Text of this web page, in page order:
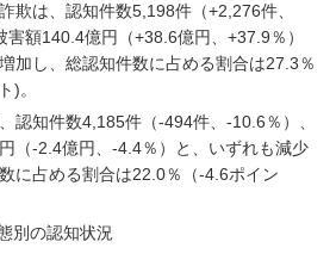
欺は、認知件数5,198件（+2,276件、
害額140.4億円（+38.6億円、+37.9％）
加し、総認知件数に占める割合は27.3％
)。
認知件数4,185件（-494件、-10.6％）、
（-2.4億円、-4.4％）と、いずれも減少
に占める割合は22.0％（-4.6ポイン
別の認知状況